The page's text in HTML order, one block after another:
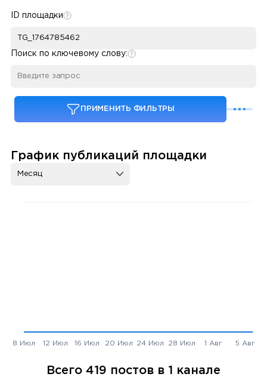
ID площадки
Поиск по ключевому слову:
ПРИМЕНИТЬ ФИЛЬТРЫ
График публикаций площадки
Месяц
Всего 419 постов в 1 канале